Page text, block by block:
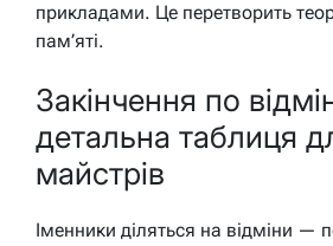
прикладами. Це перетворить
пам’яті.
Закінчення по
детальна таблиця
майстрів
Іменники діляться на відміни —